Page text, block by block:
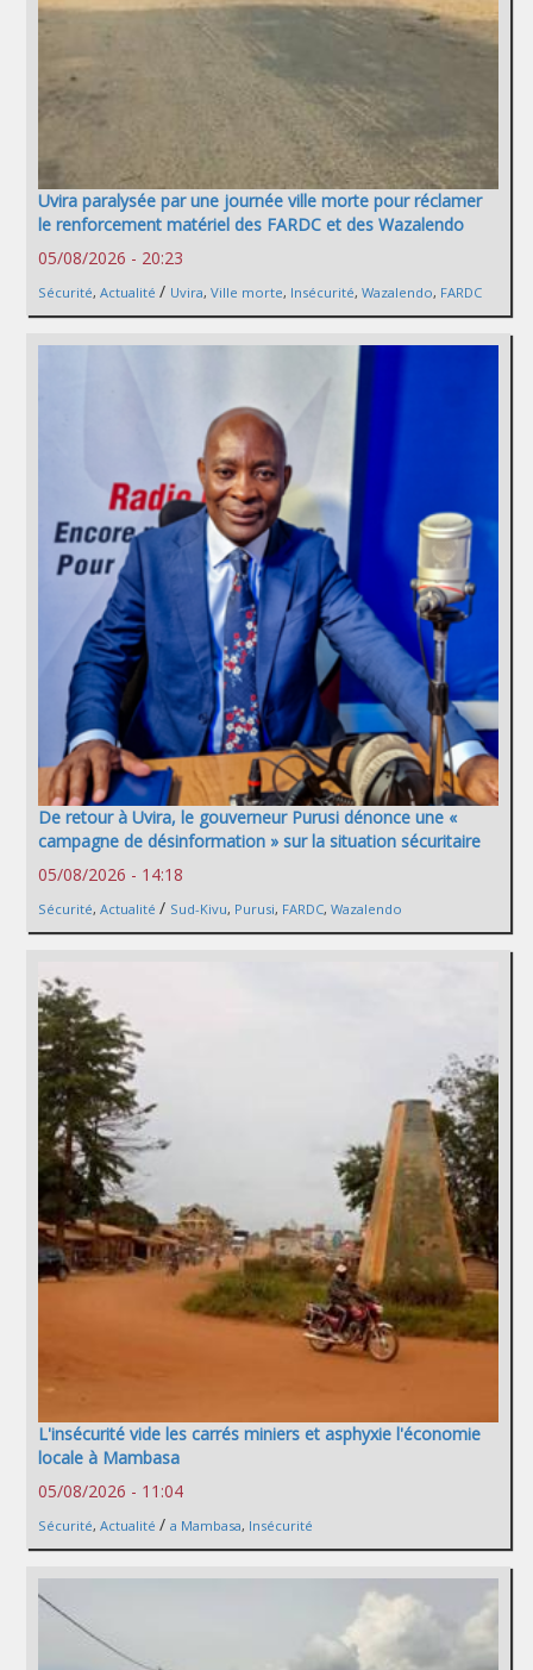
Uvira paralysée par une journée ville morte pour réclamer
le renforcement matériel des FARDC et des Wazalendo
05/08/2026 - 20:23
Sécurité, Actualité / Uvira, Ville morte, Insécurité, Wazalendo, FARDC
De retour à Uvira, le gouverneur Purusi dénonce une «
campagne de désinformation » sur la situation sécuritaire
05/08/2026 - 14:18
Sécurité, Actualité / Sud-Kivu, Purusi, FARDC, Wazalendo
L'insécurité vide les carrés miniers et asphyxie l'économie
locale à Mambasa
05/08/2026 - 11:04
Sécurité, Actualité / a Mambasa, Insécurité